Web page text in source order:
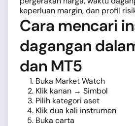
keperluan margin, dan profil
Cara mencari
dagangan
dan MT5
Buka Market Watch
Klik kanan → Simbol
Pilih kategori aset
Klik dua kali instrumen
Buka carta